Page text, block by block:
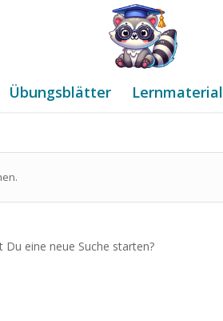
Übungsblätter Lernmaterial
eine neue Suche starten?